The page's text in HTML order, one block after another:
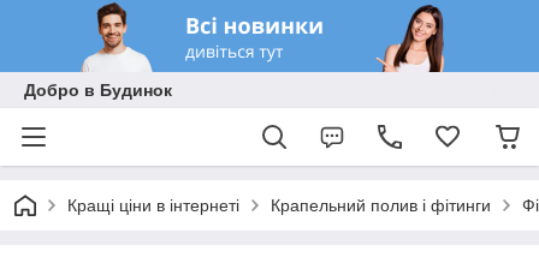
Добро в Будинок
Кращі ціни в інтернеті Крапельний полив і фітинги